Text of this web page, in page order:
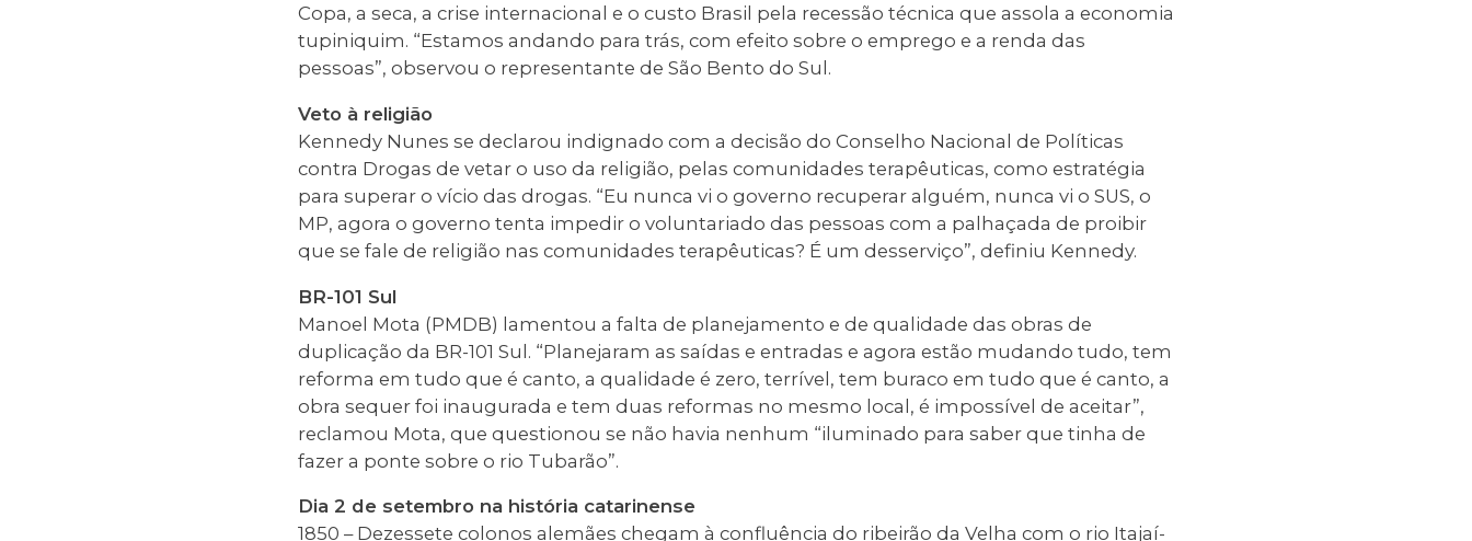
Copa, a seca, a crise internacional e o custo Brasil pela recessão técnica que assola a economia
tupiniquim. “Estamos andando para trás, com efeito sobre o emprego e a renda das
pessoas”, observou o representante de São Bento do Sul.
Veto à religião
Kennedy Nunes se declarou indignado com a decisão do Conselho Nacional de Políticas
contra Drogas de vetar o uso da religião, pelas comunidades terapêuticas, como estratégia
para superar o vício das drogas. “Eu nunca vi o governo recuperar alguém, nunca vi o SUS, o
MP, agora o governo tenta impedir o voluntariado das pessoas com a palhaçada de proibir
que se fale de religião nas comunidades terapêuticas? É um desserviço”, definiu Kennedy.
BR-101 Sul
Manoel Mota (PMDB) lamentou a falta de planejamento e de qualidade das obras de
duplicação da BR-101 Sul. “Planejaram as saídas e entradas e agora estão mudando tudo, tem
reforma em tudo que é canto, a qualidade é zero, terrível, tem buraco em tudo que é canto, a
obra sequer foi inaugurada e tem duas reformas no mesmo local, é impossível de aceitar”,
reclamou Mota, que questionou se não havia nenhum “iluminado para saber que tinha de
fazer a ponte sobre o rio Tubarão”.
Dia 2 de setembro na história catarinense
1850 – Dezessete colonos alemães chegam à confluência do ribeirão da Velha com o rio Itajaí-